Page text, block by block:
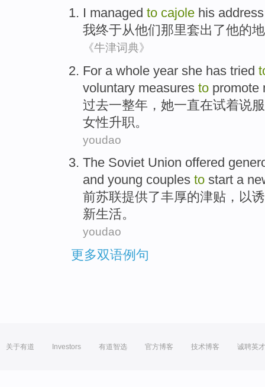
I managed to cajole his address
我终于从他们那里套出了他的
《牛津词典》
For a whole year she has tried
voluntary measures to promote
过去一整年 ， 她一直在试着说服
女性升职。
youdao
The Soviet Union offered
and young couples to start a
前苏联提供了丰厚的津贴 ， 以
新生活。
youdao
更多双语例句
关于有道 Investors 有道智选 官方博客 技术博客 诚聘英才